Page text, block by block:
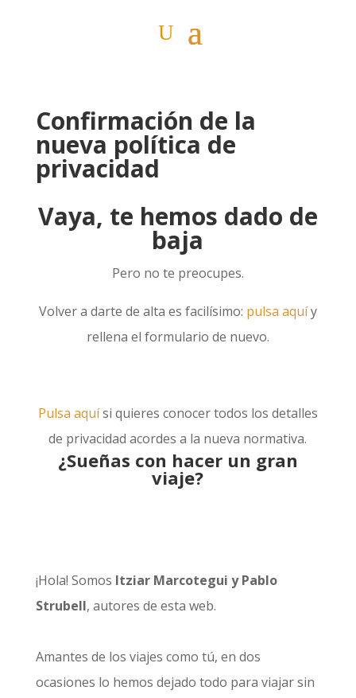
Confirmación de la
nueva política de
privacidad
Vaya, te hemos dado de
baja
Pero no te preocupes.
Volver a darte de alta es facilísimo: pulsa aquíy
rellena el formulario de nuevo.
Pulsa aquísi quieres conocer todos los detalles
de privacidad acordes a la nueva normativa.
¿Sueñas con hacer un gran
viaje?
¡Hola! Somos Itziar Marcotegui y Pablo
Strubell, autores de esta web.
Amantes de los viajes como tú, en dos
ocasiones lo hemos dejado todo para viajar sin